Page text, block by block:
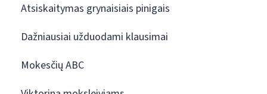
Atsiskaitymas grynaisiais pinigais
Dažniausiai užduodami klausimai
Mokesčių ABC